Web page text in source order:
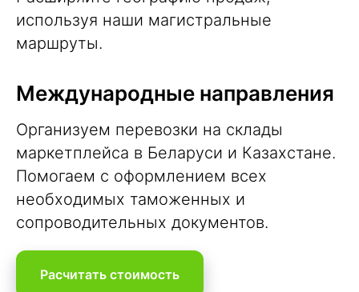
используя наши магистральные
маршруты.
Международные направления
Организуем перевозки на склады
маркетплейса в Беларуси и Казахстане.
Помогаем с оформлением всех
необходимых таможенных и
сопроводительных документов.
Расчитать стоимость